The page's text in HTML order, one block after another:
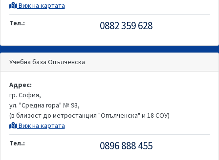
Виж на картата
Тел.:
0882 359 628
Учебна база Опълченска
Адрес:
гр. София,
ул. "Средна гора" № 93,
(в близост до метростанция "Опълченска" и 18 СОУ)
Виж на картата
Тел.:
0896 888 455